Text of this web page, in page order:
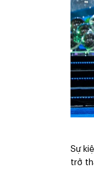
Sự
trở